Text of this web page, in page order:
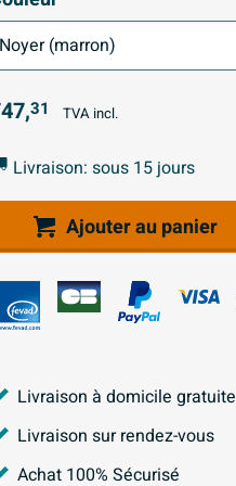
31 TVA incl.
Livraison: sous 15 jours
Ajouter au panier
Livraison à domicile gratuite
Livraison sur rendez-vous
Achat 100% Sécurisé